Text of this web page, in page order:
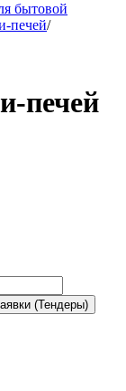
бытовой
печей/
печей
(Тендеры)